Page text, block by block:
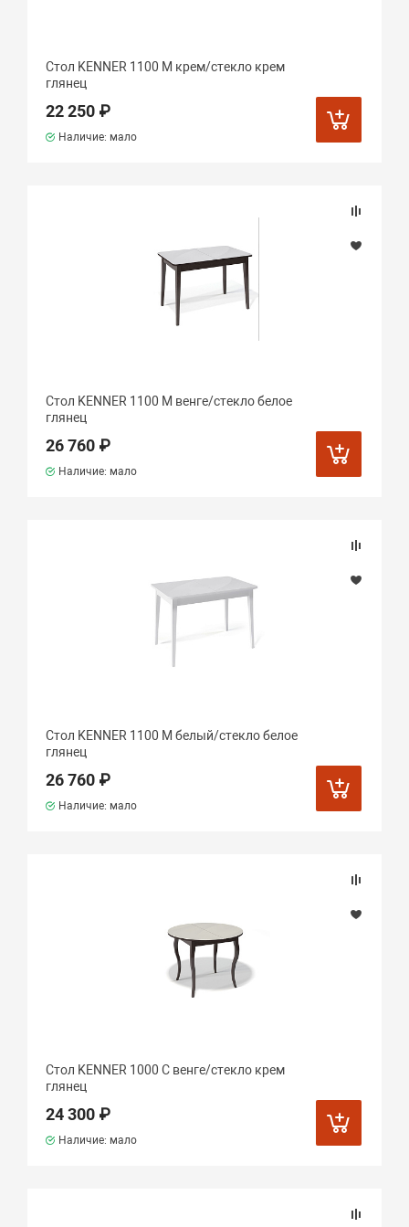
Стол KENNER 1100 М крем/стекло крем
глянец
22 250 ₽
Наличие: мало
Стол KENNER 1100 М венге/стекло белое
глянец
26 760 ₽
Наличие: мало
Стол KENNER 1100 М белый/стекло белое
глянец
26 760 ₽
Наличие: мало
Стол KENNER 1000 С венге/стекло крем
глянец
24 300 ₽
Наличие: мало